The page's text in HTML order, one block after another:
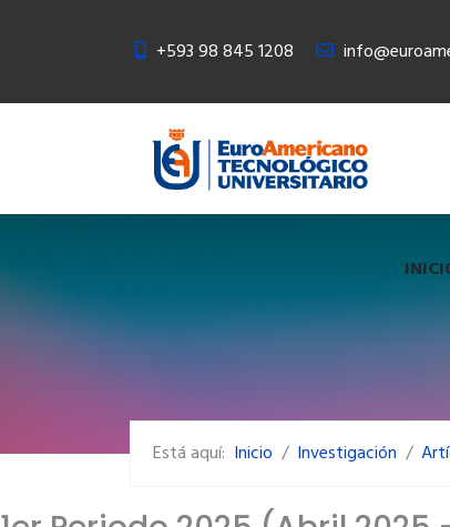
+593 98 845 1208
Está aquí: Inicio Investigación